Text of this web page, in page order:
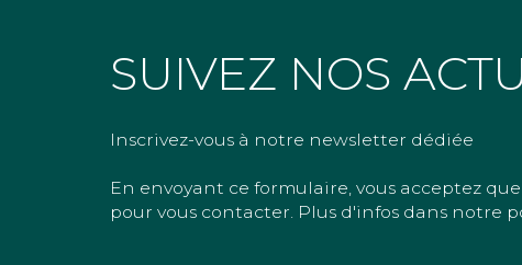
SUIVEZ NOS
Inscrivez-vous à notre newsletter dédiée
En envoyant ce formulaire, vous acceptez
pour vous contacter. Plus d'infos dans notre